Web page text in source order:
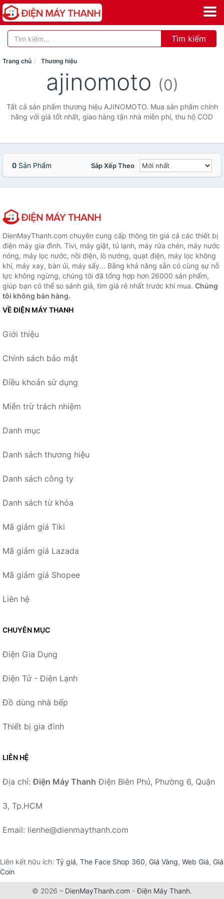
Tìm kiếm
Trang chủ Thương hiệu
ajinomoto (0)
Tất cả sản phẩm thương hiệu AJINOMOTO. Mua sản phẩm chính
hãng với giá tốt nhất, giao hàng tận nhà miễn phí, thu hộ COD
0 Sản Phẩm Sắp Xếp Theo
DienMayThanh.com chuyên cung cấp thông tin giá cả các thiết bị
điện máy gia đình. Tivi, máy giặt, tủ lạnh, máy rửa chén, máy nước
nóng, máy lọc nước, nồi điện, lò nướng, quạt điện, máy lọc không
khí, máy xay, bàn ủi, máy sấy... Bằng khả năng sẵn có cùng sự nỗ
lực không ngừng, chúng tôi đã tổng hợp hơn 26000 sản phẩm,
giúp bạn có thể so sánh giá, tìm giá rẻ nhất trước khi mua. Chúng
tôi không bán hàng.
VỀ ĐIỆN MÁY THANH
Giới thiệu
Chính sách bảo mật
Điều khoản sử dụng
Miễn trừ trách nhiệm
Danh mục
Danh sách thương hiệu
Danh sách công ty
Danh sách từ khóa
Mã giảm giá Tiki
Mã giảm giá Lazada
Mã giảm giá Shopee
Liên hệ
CHUYÊN MỤC
Điện Gia Dụng
Điện Tử - Điện Lạnh
Đồ dùng nhà bếp
Thiết bị gia đình
LIÊN HỆ
Địa chỉ:Điện Máy Thanh Điện Biên Phủ, Phường 6, Quận
3, Tp.HCM
Email: lienhe@dienmaythanh.com
Liên kết hữu ích: Tỷ giá, The Face Shop 360, Giá Vàng, Web Giá, Giá
Coin
© 2026 – DienMayThanh.com -Điện Máy Thanh.